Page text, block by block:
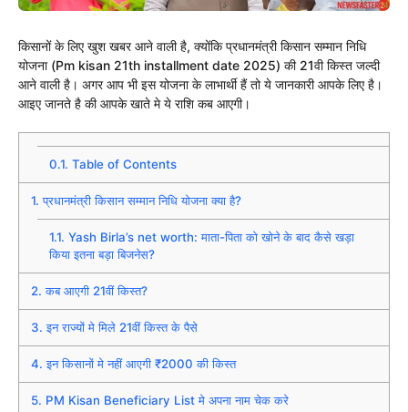
किसानों के लिए खुश खबर आने वाली है, क्योंकि प्रधानमंत्री किसान सम्मान निधि
योजना (Pm kisan 21th installment date 2025) की 21वी किस्त जल्दी
आने वाली है। अगर आप भी इस योजना के लाभार्थी हैं तो ये जानकारी आपके लिए है।
आइए जानते है की आपके खाते मे ये राशि कब आएगी।
0.1. Table of Contents
1. प्रधानमंत्री किसान सम्मान निधि योजना क्या है?
1.1. Yash Birla’s net worth: माता-पिता को खोने के बाद कैसे खड़ा
किया इतना बड़ा बिजनेस?
2. कब आएगी 21वीं किस्त?
3. इन राज्यों मे मिले 21वीं किस्त के पैसे
4. इन किसानों मे नहीं आएगी ₹2000 की किस्त
5. PM Kisan Beneficiary List मे अपना नाम चेक करे